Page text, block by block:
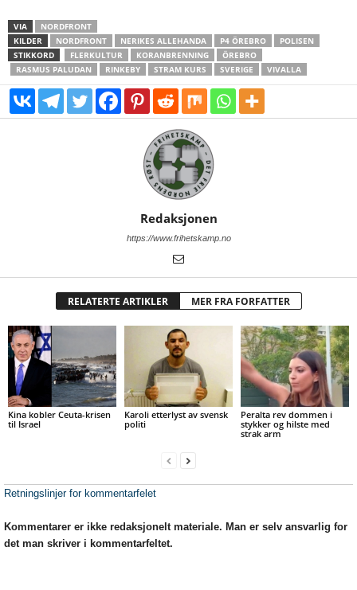
VIA
NORDFRONT
KILDER
NORDFRONT NERIKES ALLEHANDA P4 ÖREBRO
POLISEN
STIKKORD
FLERKULTUR KORANBRENNING
ÖREBRO
RASMUS PALUDAN
RINKEBY STRAM KURS SVERIGE VIVALLA
Redaksjonen
https://www.frihetskamp.no
RELATERTE ARTIKLER MER FRA FORFATTER
Kina kobler Ceuta-krisen
til Israel
Karoli etterlyst av svensk
politi
Peralta rev dommen i
stykker og hilste med
strak arm
Retningslinjer for kommentarfelet
Kommentarer er ikke redaksjonelt materiale. Man er selv ansvarlig for
det man skriver i kommentarfeltet.